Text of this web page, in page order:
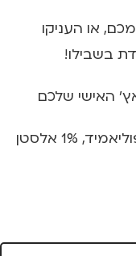
או העניקו
בשבילו!
האישי שלכם